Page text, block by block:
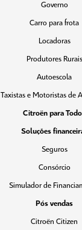
Governo
Carro para frota
Locadoras
Produtores Rurais
Autoescola
Taxistas e Motoristas de
Citroën para
Soluções
Seguros
Consórcio
Simulador de
Pós vendas
Citroën Citizen